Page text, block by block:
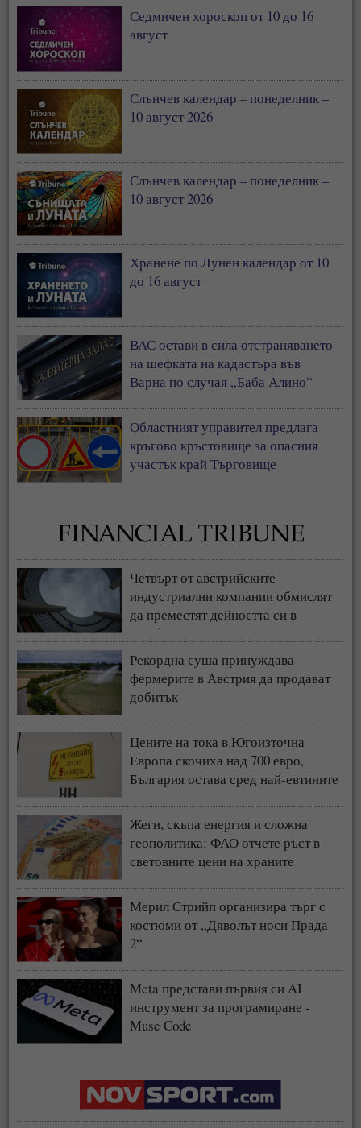
Седмичен хороскоп от 10 до 16
август
Слънчев календар – понеделник –
10 август 2026
Слънчев календар – понеделник –
10 август 2026
Хранене по Лунен календар от 10
до 16 август
ВАС остави в сила отстраняването
на шефката на кадастъра във
Варна по случая „Баба Алино“
Областният управител предлага
кръгово кръстовище за опасния
участък край Търговище
Четвърт от австрийските
индустриални компании обмислят
да преместят дейността си в
чужбина
Рекордна суша принуждава
фермерите в Австрия да продават
добитък
Цените на тока в Югоизточна
Европа скочиха над 700 евро,
България остава сред най-евтините
Жеги, скъпа енергия и сложна
геополитика: ФАО отчете ръст в
световните цени на храните
Мерил Стрийп организира търг с
костюми от „Дяволът носи Прада
2“
Meta представи първия си AI
инструмент за програмиране -
Muse Code